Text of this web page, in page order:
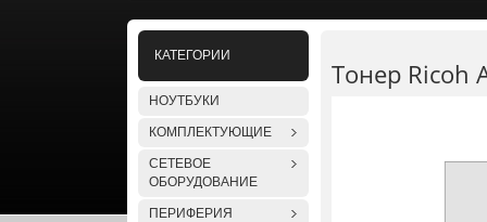
КАТЕГОРИИ
НОУТБУКИ
КОМПЛЕКТУЮЩИЕ
СЕТЕВОЕ
ОБОРУДОВАНИЕ
ПЕРИФЕРИЯ
Тонер Ricoh